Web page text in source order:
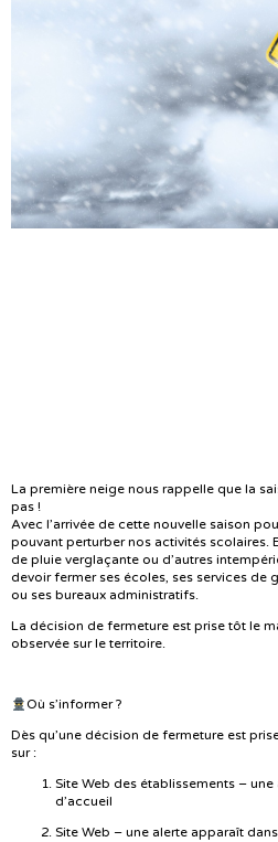
La première neige nous rappelle que la
pas !
Avec l’arrivée de cette nouvelle saison
pouvant perturber nos activités scolaires.
de pluie verglaçante ou d’autres
devoir fermer ses écoles, ses services de
ou ses bureaux administratifs.
La décision de fermeture est prise tôt le
observée sur le territoire.
Où s’informer ?
Dès qu’une décision de fermeture est
sur :
Site Web des établissements –
d’accueil
Site Web – une alerte apparaît